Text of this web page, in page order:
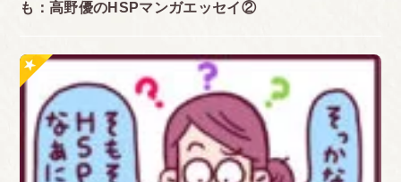
も：高野優のHSPマンガエッセイ②